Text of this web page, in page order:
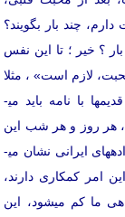
چند بار بگویند؟
؟ خیر ؛ تا این نفس
لازم است» ، مثلا
با نامه باید می­
هر روز و هر شب این
ایرانی نشان می­
امر کم­کاری دارند،
ما کم می­شود، این